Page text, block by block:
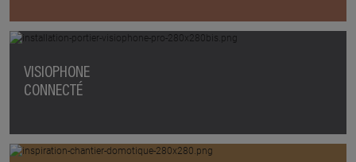
VISIOPHONE
CONNECTÉ